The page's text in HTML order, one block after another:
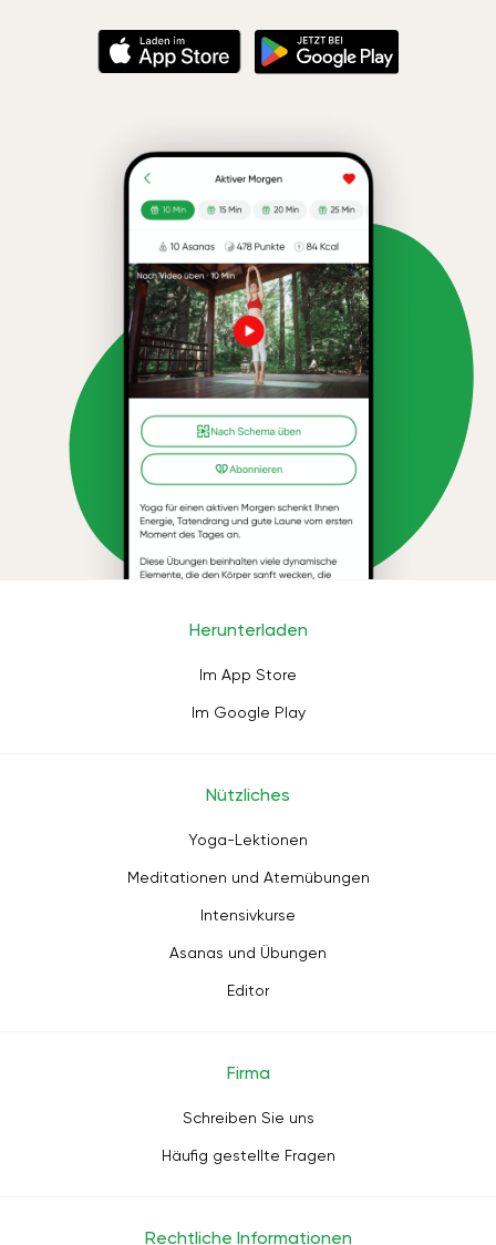
Herunterladen
Im App Store
Im Google Play
Nützliches
Yoga-Lektionen
Meditationen und Atemübungen
Intensivkurse
Asanas und Übungen
Editor
Firma
Schreiben Sie uns
Häufig gestellte Fragen
Rechtliche Informationen